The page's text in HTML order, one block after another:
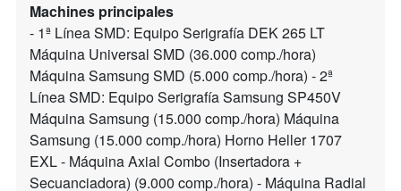
Machines principales
- 1ª Línea SMD: Equipo Serigrafía DEK 265 LT
Máquina Universal SMD (36.000 comp./hora)
Máquina Samsung SMD (5.000 comp./hora) - 2ª
Línea SMD: Equipo Serigrafía Samsung SP450V
Máquina Samsung (15.000 comp./hora) Máquina
Samsung (15.000 comp./hora) Horno Heller 1707
EXL - Máquina Axial Combo (Insertadora +
Secuanciadora) (9.000 comp./hora) - Máquina Radial